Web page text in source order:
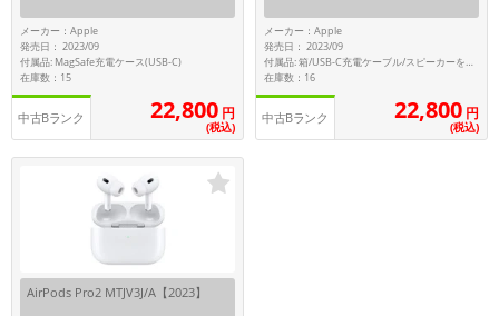
メーカー：Apple
発売日： 2023/09
付属品: MagSafe充電ケース(USB-C)
在庫数：15
中古Bランク 22,800 円
(税込)
メーカー：Apple
発売日： 2023/09
付属品: 箱/USB-C充電ケーブル/スピーカーを搭載したストラップループ付きMagSafe充電ケース(USB-C)/シリコーン製イヤーチップ(XS/S/M/L)/マニュアル
在庫数：16
中古Bランク 22,800 円
(税込)
AirPods Pro2 MTJV3J/A【2023】